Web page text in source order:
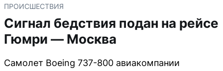
ПРОИСШЕСТВИЯ
Сигнал бедствия подан на рейсе
Гюмри — Москва
Самолет Boeing 737-800 авиакомпании